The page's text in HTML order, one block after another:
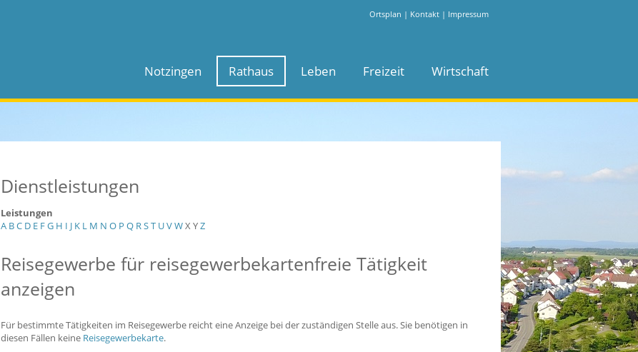
Ortsplan | Kontakt | Impressum
Notzingen Rathaus Leben Freizeit Wirtschaft
Dienstleistungen
Leistungen
A BC D E FG H I J K L M N O P Q RST UVWXYZ
Reisegewerbe für reisegewerbekartenfreie Tätigkeit
anzeigen
Für bestimmte Tätigkeiten im Reisegewerbe reicht eine Anzeige bei der zuständigen Stelle aus. Sie benötigen in
diesen Fällen keine Reisegewerbekarte.